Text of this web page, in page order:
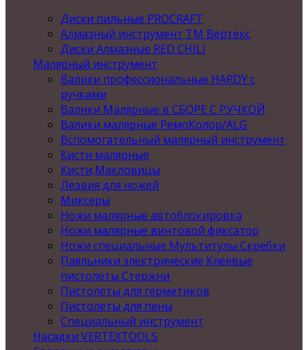
Диски пильные PROCRAFT
Алмазный инструмент ТМ Вертекс
Диски Алмазные RED CHILI
Малярный инструмент
Валики профессиональные HARDY с
ручками
Валики Малярные в СБОРЕ С РУЧКОЙ
Валики малярные РемоКолор/ALG
Вспомогательный малярный инструмент
Кисти малярные
Кисти,Макловицы
Лезвия для ножей
Миксеры
Ножи малярные автоблокировка
Ножи малярные винтовой фиксатор
Ножи специальные Мультитулы Скребки
Паяльники электрические Клеевые
пистолеты Стержни
Пистолеты для герметиков
Пистолеты для пены
Специальный инструмент
Насадки VERTEXTOOLS